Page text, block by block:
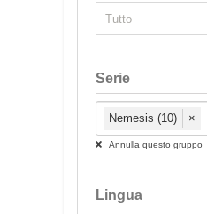
Serie
Nemesis (10) ×
Annulla questo gruppo
Lingua